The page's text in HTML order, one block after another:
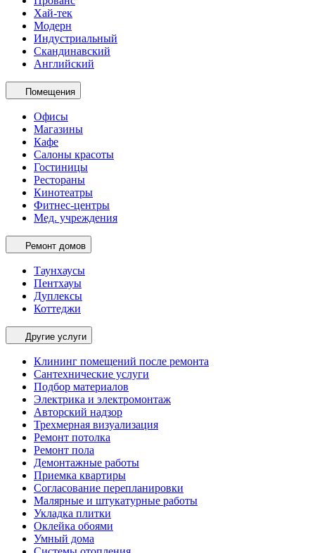
Хай-тек
Модерн
Индустриальный
Скандинавский
Английский
Помещения
Офисы
Магазины
Кафе
Салоны красоты
Гостиницы
Рестораны
Кинотеатры
Фитнес-центры
Мед. учреждения
Ремонт домов
Таунхаусы
Пентхауы
Дуплексы
Коттеджи
Другие услуги
Клининг помещений после ремонта
Сантехнические услуги
Подбор материалов
Электрика и электромонтаж
Авторский надзор
Трехмерная визуализация
Ремонт потолка
Ремонт пола
Демонтажные работы
Приемка квартиры
Согласование перепланировки
Малярные и штукатурные работы
Укладка плитки
Оклейка обоями
Умный дома